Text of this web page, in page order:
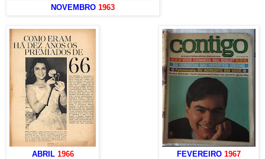
NOVEMBRO 1963
ABRIL 1966 FEVEREIRO 1967